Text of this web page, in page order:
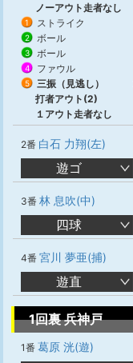
ノーアウト走者なし
1 ストライク
2 ボール
3 ボール
4 ファウル
5 三振（見逃し）
打者アウト(2)
１アウト走者なし
2番 白石 力翔(左)
遊ゴ
3番 林 息吹(中)
四球
4番 宮川 夢亜(捕)
遊直
1回裏 兵神戸
1番 葛原 洸(遊)